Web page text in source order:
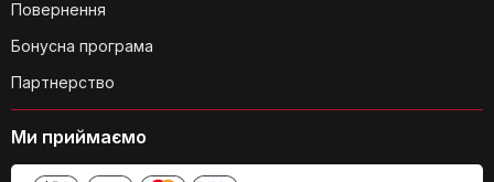
млином?
Повернення
Бонусна програма
Партнерство
Ми приймаємо